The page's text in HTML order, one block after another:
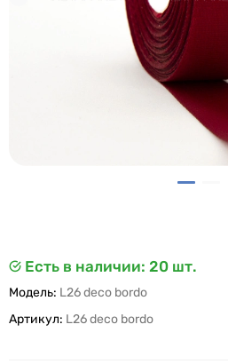
Есть в наличии: 20 шт.
Модель: L26 deco bordo
Артикул: L26 deco bordo